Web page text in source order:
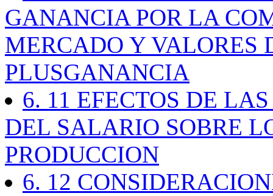
GANANCIA POR LA
MERCADO Y VALORES
PLUSGANANCIA
6. 11 EFECTOS DE
DEL SALARIO SOBRE
PRODUCCION
6. 12